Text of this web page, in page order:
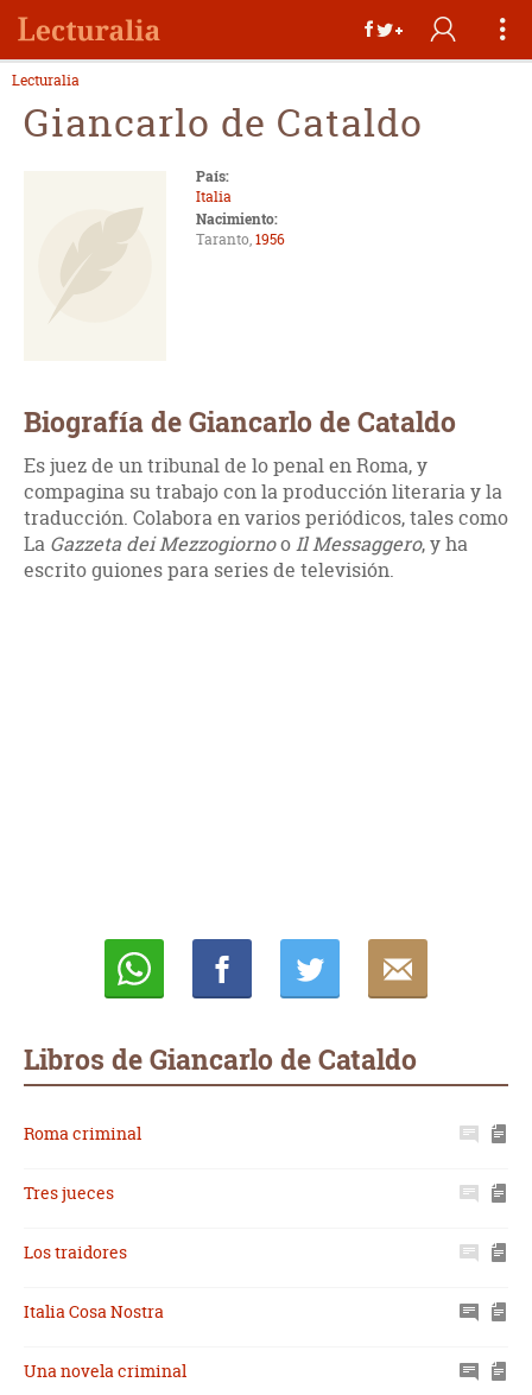
Lecturalia
Giancarlo de Cataldo
País:
Italia
Nacimiento:
Taranto,1956
Biografía de Giancarlo de Cataldo
Es juez de un tribunal de lo penal en Roma, y
compagina su trabajo con la producción literaria y la
traducción. Colabora en varios periódicos, tales como
La Gazzeta dei MezzogiornooIl Messaggero, y ha
escrito guiones para series de televisión.
Libros de Giancarlo de Cataldo
Roma criminal
Tres jueces
Los traidores
Italia Cosa Nostra
Una novela criminal